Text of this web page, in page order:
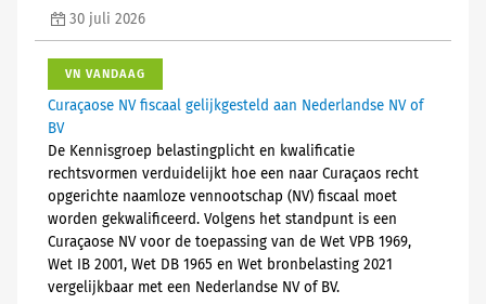
30 juli 2026
VN VANDAAG
Curaçaose NV fiscaal gelijkgesteld aan Nederlandse NV of
BV
De Kennisgroep belastingplicht en kwalificatie
rechtsvormen verduidelijkt hoe een naar Curaçaos recht
opgerichte naamloze vennootschap (NV) fiscaal moet
worden gekwalificeerd. Volgens het standpunt is een
Curaçaose NV voor de toepassing van de Wet VPB 1969,
Wet IB 2001, Wet DB 1965 en Wet bronbelasting 2021
vergelijkbaar met een Nederlandse NV of BV.